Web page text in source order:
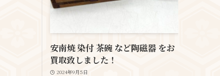
安南焼 染付 茶碗 など陶磁器 をお
買取致しました！
2024年9月5日